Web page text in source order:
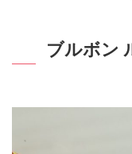
ブルボン